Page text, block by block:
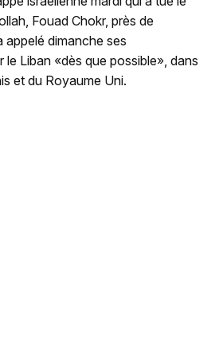
Fouad Chokr, près de
appelé dimanche ses
le Liban «dès que possible», dans
et du Royaume Uni.